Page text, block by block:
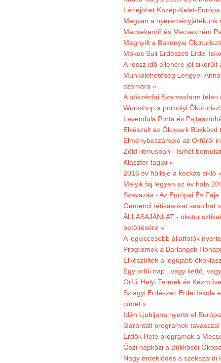
Létrejöhet Közép-Kelet-
Megvan a nyereményjátékunk
Mecsekerdő és Mecsextrém
Megnyílt a Bakonyai
Mókus Suli Erdészeti Erdei
A rossz idő ellenére jól sikerült
Munkalehetőség Lengyel-
számára »
A bőszénfai Szarvasfarm
Workshop a pörbölyi
Levendula Porta és
Elkészült az Ökopark
Élménybeszámoló az Orfűről
Zöld ritmusban - Ismét
Klaszter tagjai »
2016 év hüllője a kockás sikló
Melyik faj legyen az év hala
Szavazás - Az Európai Év
Gemenci rétisasokat sasolhat »
ÁLLÁSAJÁNLAT -
betöltésére »
A legviccesebb állatfotók
Programok a Barlangok
Elkészültek a legújabb
Egy orfűi nap...vagy kettő,
Orfűi Helyi Termék és
Sziágyi Erdészeti Erdei Iskola
címet »
Idén Ljubljana nyerte el
Garantált programok tavasszal
Erdők Hete programok a
Őszi napközi a Bükkösdi
Nagy érdeklődés a szekszárdi